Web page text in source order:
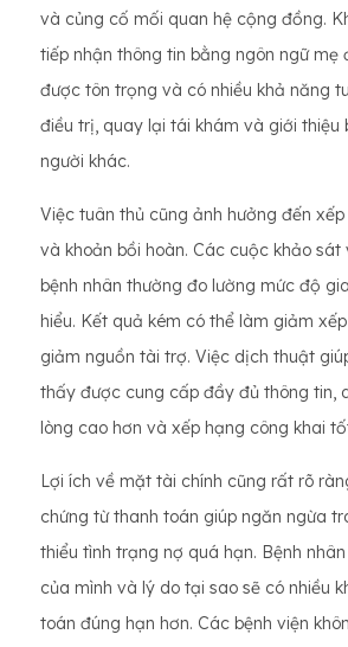
và củng cố mối quan hệ cộng đồng.
tiếp nhận thông tin bằng ngôn ngữ mẹ
được tôn trọng và có nhiều khả năng
điều trị, quay lại tái khám và giới thiệu
người khác.
Việc tuân thủ cũng ảnh hưởng đến
và khoản bồi hoàn. Các cuộc khảo sát
bệnh nhân thường đo lường mức độ
hiểu. Kết quả kém có thể làm giảm
giảm nguồn tài trợ. Việc dịch thuật
thấy được cung cấp đầy đủ thông tin,
lòng cao hơn và xếp hạng công khai
Lợi ích về mặt tài chính cũng rất rõ
chứng từ thanh toán giúp ngăn ngừa
thiểu tình trạng nợ quá hạn. Bệnh
của mình và lý do tại sao sẽ có nhiều
toán đúng hạn hơn. Các bệnh viện